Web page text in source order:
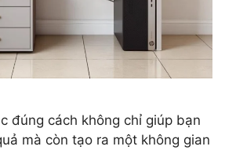
đúng cách không chỉ giúp bạn
mà còn tạo ra một không gian